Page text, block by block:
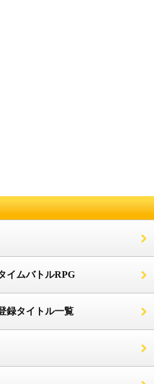
イムバトルRPG
録タイトル一覧